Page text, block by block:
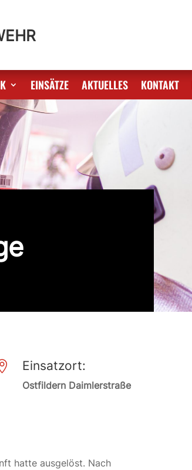
EINSÄTZE AKTUELLES KONTAKT
Einsatzort:
Ostfildern Daimlerstraße
hatte ausgelöst. Nach